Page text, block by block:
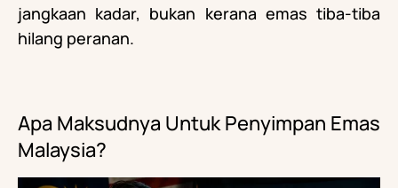
jangkaan kadar, bukan kerana emas tiba-tiba
hilang peranan.
Apa Maksudnya Untuk Penyimpan Emas
Malaysia?